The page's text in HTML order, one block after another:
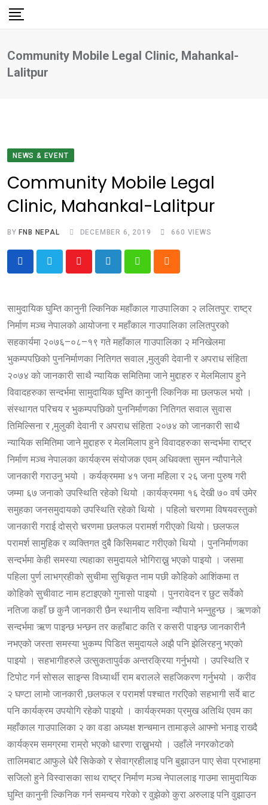
Skip
Community Mobile Legal Clinic, Mahankal-
Lalitpur
NEWS & EVENT
Community Mobile Legal
Clinic, Mahankal-Lalitpur
BY FNB NEPAL DECEMBER 6, 2019 660 VIEWS
सामुदायिक घुम्ति कानुनी ल्किनिक महाँकाल गाउपालिका २ ललितपुर: राष्ट्र
निर्माण मञ्च नेपालको आयोजना र महाँकाल गाउपालिका ललितपुरको
सहकार्यमा २०७६–०८–१९ गते महाँकाल गाउपालिका २ मनिखेलमा
भुकम्पपछिको पुननिर्माणका नितिगत सवाल ,मुलुकी देवानी र अपराध संहिता
२०७४ को जानकारी साथै न्यायिक समितिमा जाने मुद्दाहरु र मेलमिलाप हुने
विवादहरुका सन्दर्भमा सामुदायिक घुम्ति कानुनी ल्किनिक मा छलफल भयो ।
संस्थागत परिचय र भुकम्पपछिको पुननिर्माणका नितिगत सवाल सुवास
तिमिल्सिना र ,मुलुकी देवानी र अपराध संहिता २०७४ को जानकारी साथै
न्यायिक समितिमा जाने मुद्दाहरु र मेलमिलाप हुने विवादहरुका सन्दर्भमा राष्ट्र
निर्माण मञ्च नेपालका कार्यक्रम संयोजक एवम् अधिवक्ता सुमन न्यौपानेले
जानकारी गराउनु भयो । कर्यक्रममा ४१ जना महिला र २६ जना पुरुष गरी
जम्मा ६७ जनाको उपस्थिति रहेको थियो ।कार्यक्रममा १६ देखी ७० वर्ष उमेर
समुहका जनसमुदायको उपस्थिति रहेको थियो । पहिलो चरणमा विषयवस्तुको
जानकारी गराई दोस्रो चरणमा छलफल परामर्श गरीएको थियो। छलफल
परामर्श सामुहिक र व्यक्तिगत दुबै किसिमबाट गरीएको थियो । पुननिर्माणका
सन्दर्भमा केही समस्या त्यहाका समुदायले भोगिराख्नु भएको पाइयो । जसमा
पहिला पुर्ण लाभग्रहीको सुचीमा सुचिकृत नाम पछी कोेहिको आशिंकमा त
कोहिको सुचीवाट नाम हटाइएको गुनासो पाइयो । पुनरावेदन र छुट सर्वेको
नतिजा कहाँ छ कुनै जानकारी छैन स्थानीय सविना न्यौपाने भन्नुहुन्छ । ऋणको
सन्दर्भमा ऋण पाइन्छ भन्छन तर कहाँबाट कति र कसरी पाइन्छ जानकारीनै
नभएको जस्ता समस्या भुकम्प पिडित समुदायले अझै पनि झेलिरहनु भएको
पाइयो । सहभागीहरुले उत्सुकतापुर्वक अन्तरक्रिया गर्नुभयो । उपस्थिति र
टिपोट गर्न सोसल साइन्स विध्यार्थी राम बरालले सहजिकरण गर्नुभयो । करीव
२ घण्टा लामो जानकारी ,छलफल र परामर्श पश्चात गरएिको सहभागी सर्वे बाट
पनि कार्यक्रम उपयोगि रहेको पाइयो । कार्यक्रमका प्रमुख अतिथि एवम का
महाँकाल गाउपालिका २ का वडा अध्यक्ष शन्चमान तामाङ्ले आफ्नो भनाइ राख्दै
कार्यक्रम समग्रमा राम्रो भएको धारणा राख्नुभयो । उहाँले नगरकोटको
तालिमबाट आफुले धेरै सिकेको र सेवाग्रहीलाइ पनि बुझाउन पाए सेवा प्रभाहमा
सजिलो हुने विस्वासका साथ राष्ट्र निर्माण मञ्च नेपाललाइ गाउमा सामुदायिक
घुम्ति कानुनी ल्किनिक गर्न समन्वय गरेको र वुझेको कुरा अरुलाइ पनि वुझाउन